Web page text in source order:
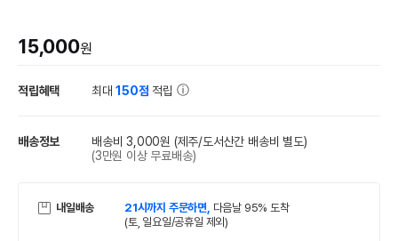
15,000원
적립혜택 최대150점 적립
배송정보 배송비 3,000원 (제주/도서산간 배송비 별도)
(3만원 이상 무료배송)
내일배송 21시까지 주문하면, 다음날 95% 도착
(토, 일요일/공휴일 제외)